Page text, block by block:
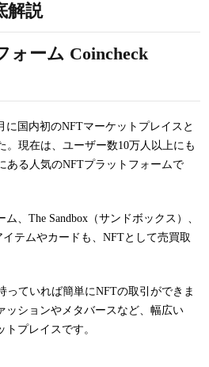
解説
ォーム Coincheck
に国内初のNFTマーケットプレイスと
。現在は、ユーザー数10万人以上にも
ある人気のNFTプラットフォームで
、The Sandbox（サンドボックス）、
テムやカードも、NFTとして売買取
っていれば簡単にNFTの取引ができま
ッションやメタバースなど、幅広い
プレイスです。